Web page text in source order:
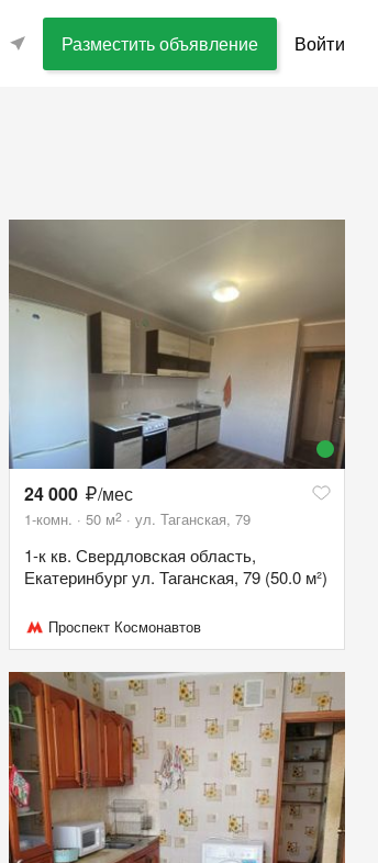
Разместить объявление Войти
24 000 /мес
1-комн. 50 м2 ул. Таганская, 79
1-к кв. Свердловская область,
Екатеринбург ул. Таганская, 79 (50.0 м²)
Проспект Космонавтов